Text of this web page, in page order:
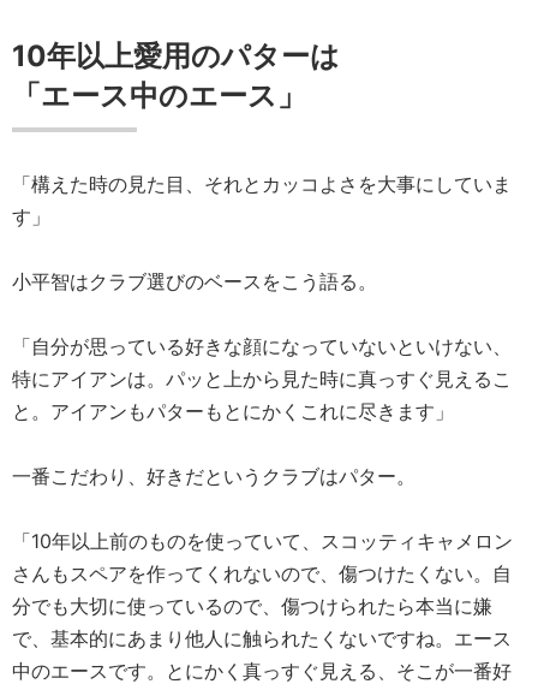
10年以上愛用のパターは
「エース中のエース」
「構えた時の見た目、それとカッコよさを大事にしていま
す」
小平智はクラブ選びのベースをこう語る。
「自分が思っている好きな顔になっていないといけない、
特にアイアンは。パッと上から見た時に真っすぐ見えるこ
と。アイアンもパターもとにかくこれに尽きます」
一番こだわり、好きだというクラブはパター。
「10年以上前のものを使っていて、スコッティキャメロン
さんもスペアを作ってくれないので、傷つけたくない。自
分でも大切に使っているので、傷つけられたら本当に嫌
で、基本的にあまり他人に触られたくないですね。エース
中のエースです。とにかく真っすぐ見える、そこが一番好